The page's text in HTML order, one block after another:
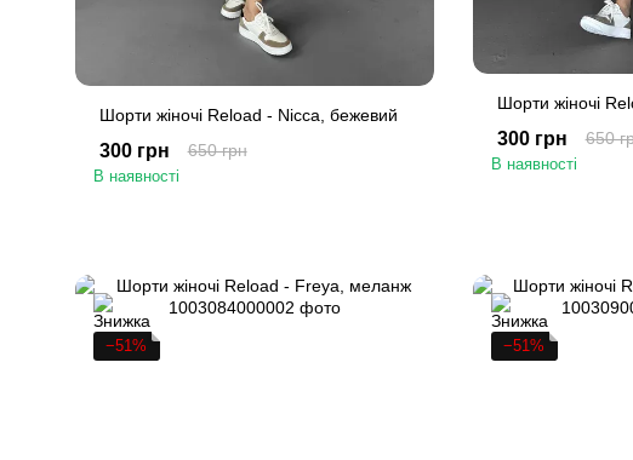
Шорти жіночі Reload - Nicca, бежевий
650 грн
300 грн
В наявності
Шорти жіночі
650
300 грн
В наявності
−51% −51%